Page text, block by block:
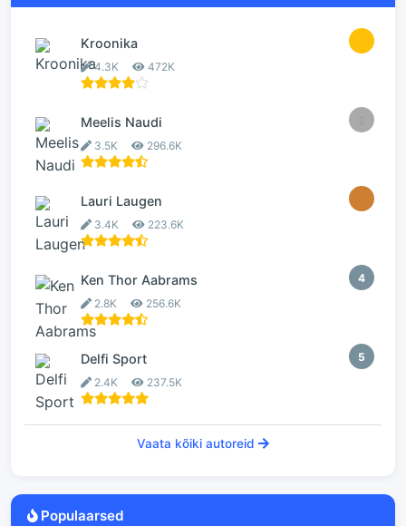
Kroonika
4.3K 472K
Meelis Naudi
3.5K 296.6K
Lauri Laugen
3.4K 223.6K
4
Ken Thor Aabrams
2.8K 256.6K
5
Delfi Sport
2.4K 237.5K
Vaata kõiki autoreid
Populaarsed